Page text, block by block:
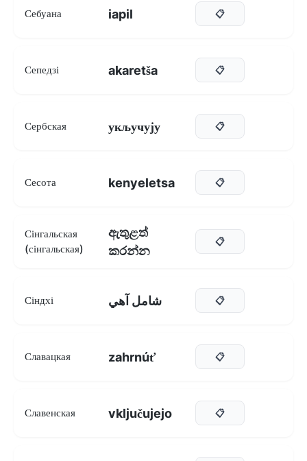
Себуана iapil 📋
Сепедзі akaretša 📋
Сербская укључују 📋
Сесота kenyeletsa 📋
Сінгальская
(сінгальская)
ඇතුළත්
කරන්න
📋
Сіндхі شامل آهي 📋
Славацкая zahrnúť 📋
Славенская vključujejo 📋